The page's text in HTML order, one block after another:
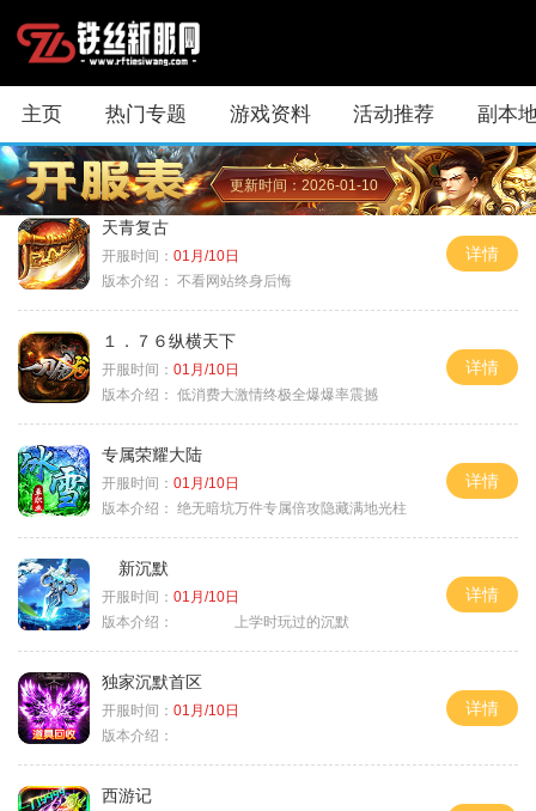
主页 热门专题 游戏资料 活动推荐 副本
更新时间：2026-01-10
天青复古
开服时间： 01月/10日
版本介绍： 不看网站终身后悔
详情
１．７６纵横天下
开服时间： 01月/10日
版本介绍： 低消费大激情终极全爆爆率震撼
详情
专属荣耀大陆
开服时间： 01月/10日
版本介绍： 绝无暗坑万件专属倍攻隐藏满地光柱
详情
新沉默
开服时间： 01月/10日
版本介绍：
上学时玩过的沉默
详情
独家沉默首区
开服时间： 01月/10日
版本介绍：
详情
西游记